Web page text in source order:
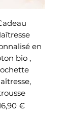
en
bio ,
€